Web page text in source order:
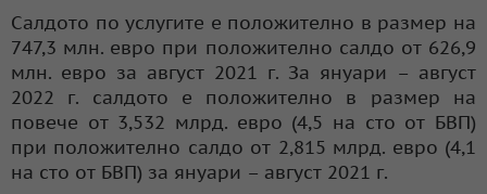
Салдото по услугите е положително в размер на
747,3 млн. евро при положително салдо от 626,9
млн. евро за август 2021 г. За януари – август
2022 г. салдото е положително в размер на
повече от 3,532 млрд. евро (4,5 на сто от БВП)
при положително салдо от 2,815 млрд. евро (4,1
на сто от БВП) за януари – август 2021 г.